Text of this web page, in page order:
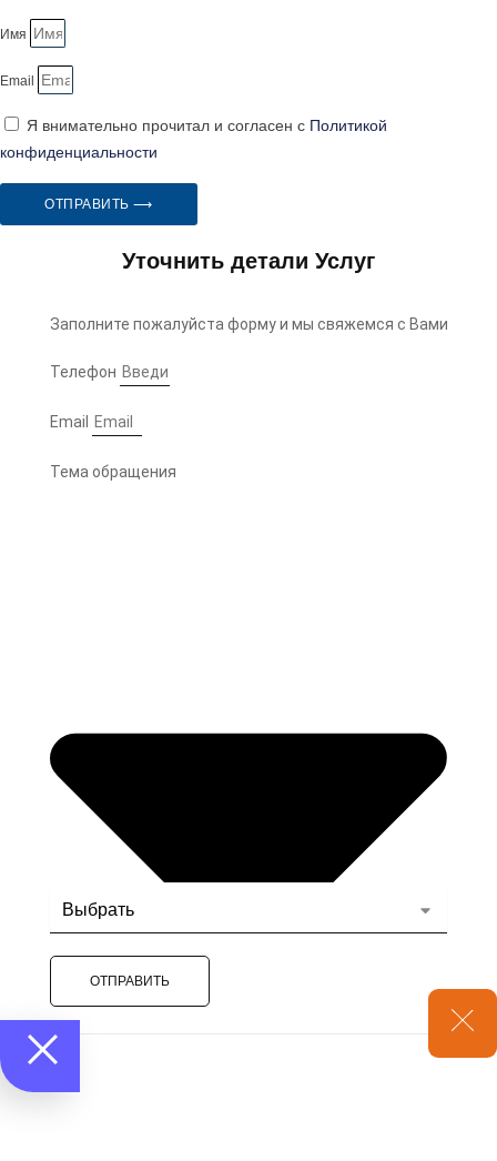
Имя
Email
Я внимательно прочитал и согласен с Политикой
конфиденциальности
ОТПРАВИТЬ ⟶
Уточнить детали Услуг
Заполните пожалуйста форму и мы свяжемся с Вами
Телефон
Email
Тема обращения
ОТПРАВИТЬ